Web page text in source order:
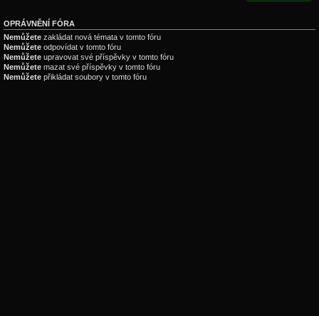
OPRÁVNĚNÍ FÓRA
Nemůžete zakládat nová témata v tomto fóru
Nemůžete odpovídat v tomto fóru
Nemůžete upravovat své příspěvky v tomto fóru
Nemůžete mazat své příspěvky v tomto fóru
Nemůžete přikládat soubory v tomto fóru